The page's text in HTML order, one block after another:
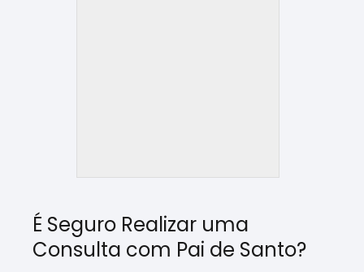
É Seguro Realizar uma
Consulta com Pai de Santo?